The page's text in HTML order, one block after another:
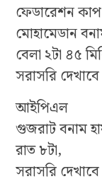
ফেডারেশন কাপ
মোহামেডান
বেলা ২টা ৪৫
সরাসরি
আইপিএল
গুজরাট বনাম
রাত ৮টা,
সরাসরি